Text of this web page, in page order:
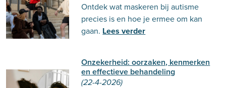
Ontdek wat maskeren bij autisme
precies is en hoe je ermee om kan
gaan. Lees verder
Onzekerheid: oorzaken, kenmerken
en effectieve behandeling
(22-4-2026)